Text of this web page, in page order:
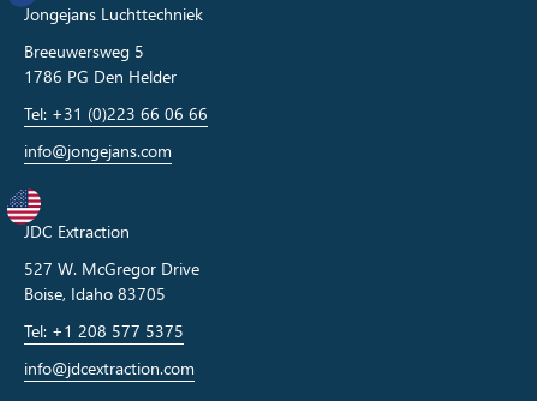
Jongejans Luchttechniek
Breeuwersweg 5
1786 PG Den Helder
Tel: +31 (0)223 66 06 66
info@jongejans.com
JDC Extraction
527 W. McGregor Drive
Boise, Idaho 83705
Tel: +1 208 577 5375
info@jdcextraction.com